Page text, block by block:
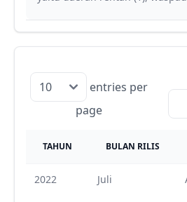
entries per
page
TAHUN BULAN RILIS
2022 Juli